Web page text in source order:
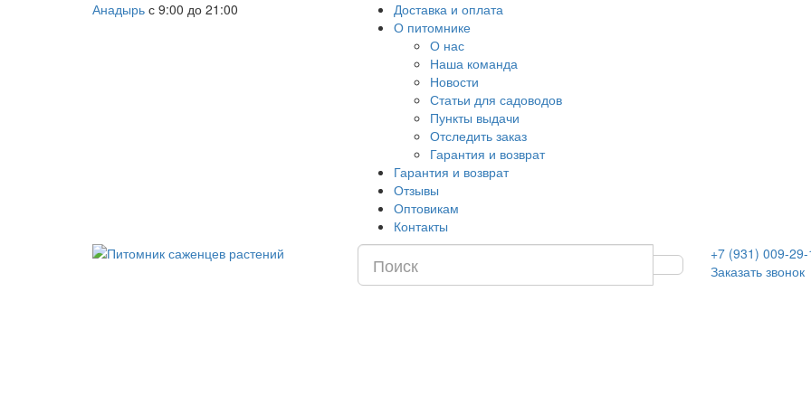
Анадырь с 9:00 до 21:00
Доставка и оплата
О питомнике
О нас
Наша команда
Новости
Статьи для садоводов
Пункты выдачи
Отследить заказ
Гарантия и возврат
Гарантия и возврат
Отзывы
Оптовикам
Контакты
+7 (931) 009-29-
Заказать звонок